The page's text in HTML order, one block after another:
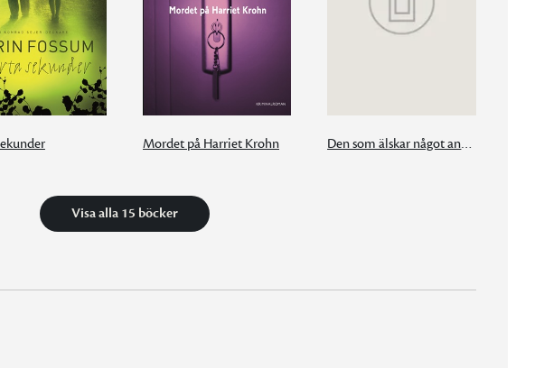
Mordet på Harriet Krohn Den som älskar något annat
Visa alla 15 böcker